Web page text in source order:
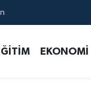
EKONOMİ